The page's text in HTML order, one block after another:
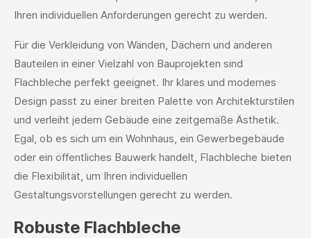
Ihren individuellen Anforderungen gerecht zu werden.
Für die Verkleidung von Wänden, Dächern und anderen
Bauteilen in einer Vielzahl von Bauprojekten sind
Flachbleche perfekt geeignet. Ihr klares und modernes
Design passt zu einer breiten Palette von Architekturstilen
und verleiht jedem Gebäude eine zeitgemäße Ästhetik.
Egal, ob es sich um ein Wohnhaus, ein Gewerbegebäude
oder ein öffentliches Bauwerk handelt, Flachbleche bieten
die Flexibilität, um Ihren individuellen
Gestaltungsvorstellungen gerecht zu werden.
Robuste Flachbleche